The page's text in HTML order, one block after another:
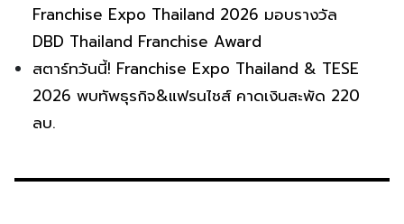
Franchise Expo Thailand 2026 มอบรางวัล
DBD Thailand Franchise Award
สตาร์ทวันนี้! Franchise Expo Thailand & TESE
2026 พบทัพธุรกิจ&แฟรนไชส์ คาดเงินสะพัด 220
ลบ.